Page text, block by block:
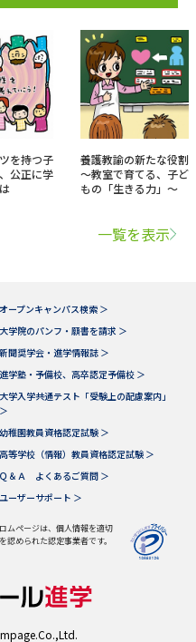
を持つ子
公正に学
養護教諭の新たな役割
～教室で育てる、子ど
もの「生きる力」～
一覧を表示
オープンキャンパス検索 ＞
大学院のパンフ・願書を請求 ＞
新聞奨学会・進学情報誌 ＞
進学塾・予備校、高卒認定予備校 ＞
大学入学共通テスト「受験上の配慮案内」
＞
幼稚園教員資格認定試験 ＞
高等学校（情報）教員資格認定試験 ＞
Ｑ＆Ａ よくあるご質問 ＞
ユーザーサポート ＞
ムページは、個人情報を適切
められた認定事業者です。